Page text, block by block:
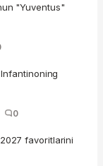
"Yuventus"
0
favoritlarini